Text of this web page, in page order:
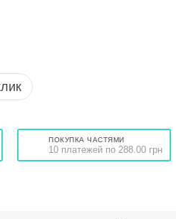
ПОКУПКА ЧАСТЯМИ
10 платежей по 288.00 грн